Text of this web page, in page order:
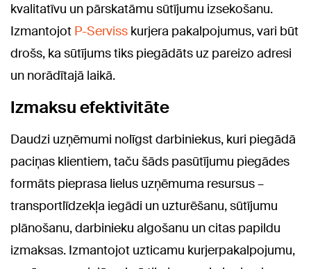
kvalitatīvu un pārskatāmu sūtījumu izsekošanu.
Izmantojot P-Serviss kurjera pakalpojumus, vari būt
drošs, ka sūtījums tiks piegādāts uz pareizo adresi
un norādītajā laikā.
Izmaksu efektivitāte
Daudzi uzņēmumi nolīgst darbiniekus, kuri piegādā
paciņas klientiem, taču šāds pasūtījumu piegādes
formāts pieprasa lielus uzņēmuma resursus –
transportlīdzekļa iegādi un uzturēšanu, sūtījumu
plānošanu, darbinieku algošanu un citas papildu
izmaksas. Izmantojot uzticamu kurjerpakalpojumu,